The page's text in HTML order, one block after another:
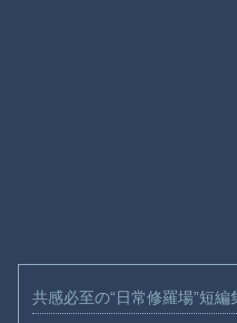
共感必至の“日常修羅場”短編